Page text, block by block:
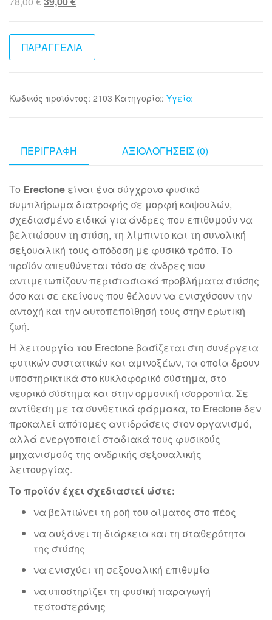
was:
78,00 €.
τιμή
είναι:
39,00 €.
ΠΑΡΑΓΓΕΛΙΑ
Κωδικός προϊόντος: 2103 Κατηγορία: Υγεία
ΠΕΡΙΓΡΑΦΉ ΑΞΙΟΛΟΓΉΣΕΙΣ (0)
Το Erectone είναι ένα σύγχρονο φυσικό
συμπλήρωμα διατροφής σε μορφή καψουλών,
σχεδιασμένο ειδικά για άνδρες που επιθυμούν να
βελτιώσουν τη στύση, τη λίμπιντο και τη συνολική
σεξουαλική τους απόδοση με φυσικό τρόπο. Το
προϊόν απευθύνεται τόσο σε άνδρες που
αντιμετωπίζουν περιστασιακά προβλήματα στύσης
όσο και σε εκείνους που θέλουν να ενισχύσουν την
αντοχή και την αυτοπεποίθησή τους στην ερωτική
ζωή.
Η λειτουργία του Erectone βασίζεται στη συνέργεια
φυτικών συστατικών και αμινοξέων, τα οποία δρουν
υποστηρικτικά στο κυκλοφορικό σύστημα, στο
νευρικό σύστημα και στην ορμονική ισορροπία. Σε
αντίθεση με τα συνθετικά φάρμακα, το Erectone δεν
προκαλεί απότομες αντιδράσεις στον οργανισμό,
αλλά ενεργοποιεί σταδιακά τους φυσικούς
μηχανισμούς της ανδρικής σεξουαλικής
λειτουργίας.
Το προϊόν έχει σχεδιαστεί ώστε:
να βελτιώνει τη ροή του αίματος στο πέος
να αυξάνει τη διάρκεια και τη σταθερότητα
της στύσης
να ενισχύει τη σεξουαλική επιθυμία
να υποστηρίζει τη φυσική παραγωγή
τεστοστερόνης